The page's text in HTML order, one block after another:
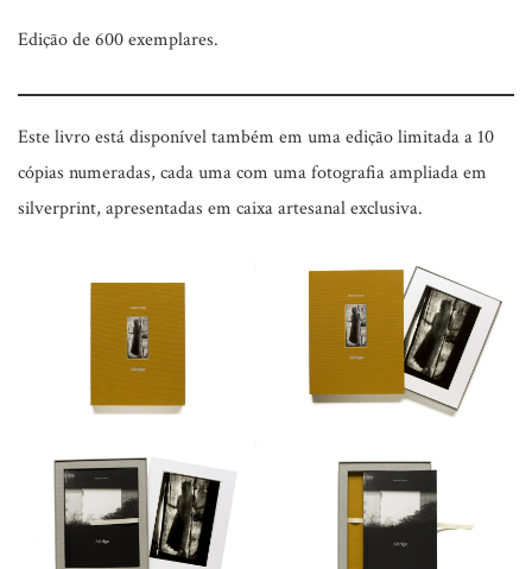
Edição de 600 exemplares.
Este livro está disponível também em uma edição limitada a 10
cópias numeradas, cada uma com uma fotografia ampliada em
silverprint, apresentadas em caixa artesanal exclusiva.